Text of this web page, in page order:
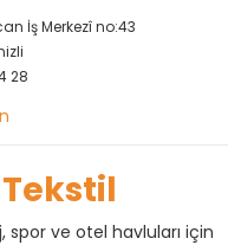
İş Merkezî no:43
28
spor ve otel havluları için